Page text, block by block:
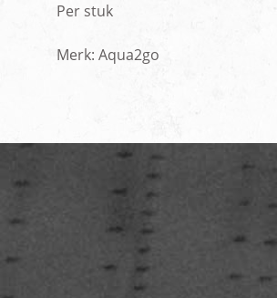
Per stuk
Merk: Aqua2go